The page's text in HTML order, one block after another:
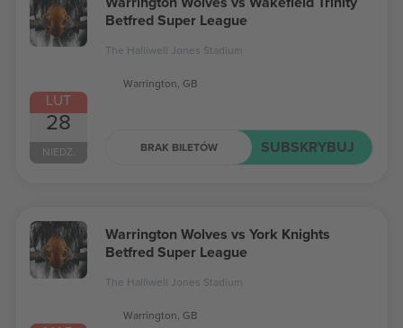
LUT
28
NIEDZ.
Betfred Super League
The Halliwell Jones Stadium
Warrington, GB
BRAK BILETÓW SUBSKRYBUJ
Warrington Wolves vs York Knights
Betfred Super League
The Halliwell Jones Stadium
Warrington, GB